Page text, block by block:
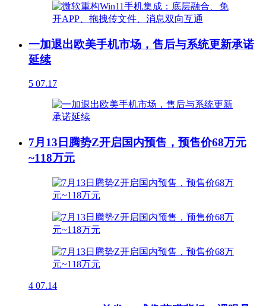
一加退出欧美手机市场，售后与系统更新承诺
延续
5 07.17
7月13日腾势Z开启国内预售，预售价68万元
~118万元
4 07.14